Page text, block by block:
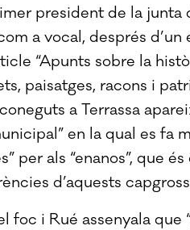
president de la junta
a vocal, després
“Apunts sobre la
paisatges, racons i
a Terrassa
en la qual es fa
per als “enanos”, que
d’aquests
foc i Rué assenyala que